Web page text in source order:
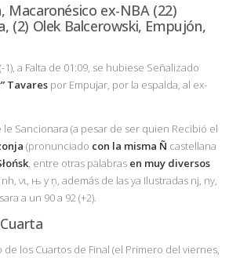
ex-NBA (22)
(2) Olek Balcerowski, Empujón,
a Falta de 01:09, se hubiese Señalizado
Tavares por Empujar, por la espalda, al ex-
Sancionara (a pesar de ser quien Recibió el
(pronunciado con la misma Ñ castellana
, entre otras palabras en muy diversos
νι, њ y ņ, además de las ya Ilustradas nj, ny,
a un 90 a 92 (+2).
los Cuartos de Final (el Primero del viernes,